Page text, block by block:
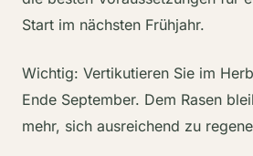
Start im nächsten Frühjahr.
Wichtig: Vertikutieren Sie im
Ende September. Dem Rasen
mehr, sich ausreichend zu